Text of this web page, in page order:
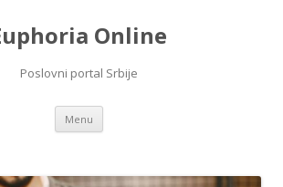
Online
Poslovni portal Srbije
Menu Skip
content